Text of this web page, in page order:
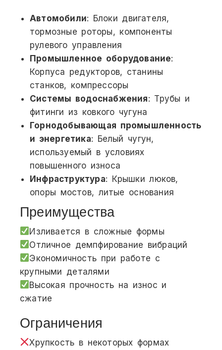
Автомобили: Блоки двигателя,
тормозные роторы, компоненты
рулевого управления
Промышленное оборудование:
Корпуса редукторов, станины
станков, компрессоры
Системы водоснабжения: Трубы и
фитинги из ковкого чугуна
Горнодобывающая промышленность
и энергетика: Белый чугун,
используемый в условиях
повышенного износа
Инфраструктура: Крышки люков,
опоры мостов, литые основания
Преимущества
Изливается в сложные формы
Отличное демпфирование вибраций
Экономичность при работе с
крупными деталями
Высокая прочность на износ и
сжатие
Ограничения
Хрупкость в некоторых формах